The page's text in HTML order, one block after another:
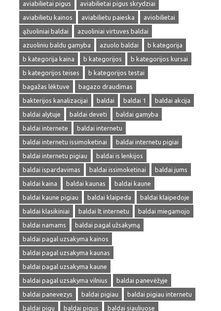
aviabilietai pigus
aviabilietai pigus skrydziai
aviabilietu kainos
aviabilietu paieska
aviobilietai
ąžuoliniai baldai
azuoliniai virtuves baldai
azuoliniu baldu gamyba
azuolo baldai
b kategorija
b kategorija kaina
b kategorijos
b kategorijos kursai
b kategorijos teises
b kategorijos testai
bagažas lėktuve
bagazo draudimas
bakterijos kanalizacijai
baldai baldai 1
baldai akcija
baldai alytuje
baldai deveti
baldai gamyba
baldai internete
baldai internetu
baldai internetu issimoketinai
baldai internetu pigiai
baldai internetu pigiau
baldai is lenkijos
baldai ispardavimas
baldai issimoketinai
baldai jums
baldai kaina
baldai kaunas
baldai kaune
baldai kaune pigiau
baldai klaipeda
baldai klaipedoje
baldai klasikiniai
baldai lt internetu
baldai miegamojo
baldai namams
baldai pagal užsakymą
baldai pagal uzsakyma kainos
baldai pagal uzsakyma kaunas
baldai pagal uzsakyma kaune
baldai pagal uzsakyma vilnius
baldai panevėžyje
baldai panevezys
baldai pigiau
baldai pigiau internetu
baldai pigu
baldai pigus baldai siauliuose